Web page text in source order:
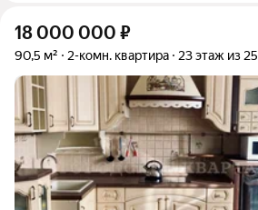
18 000 000 ₽
90,5 м² 2-комн. квартира 23 этаж из 25